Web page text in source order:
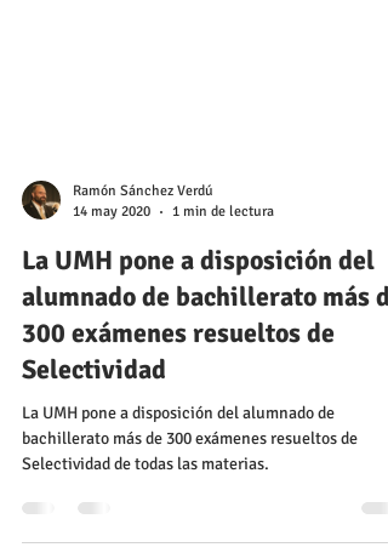
Ramón Sánchez Verdú
14 may 2020
1 min de lectura
La UMH pone a disposición del
alumnado de bachillerato más de
300 exámenes resueltos de
Selectividad
La UMH pone a disposición del alumnado de
Selectividad de todas las materias.